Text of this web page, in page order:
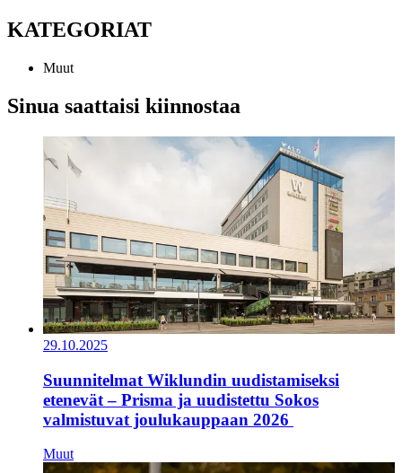
KATEGORIAT
Muut
Sinua saattaisi kiinnostaa
29.10.2025
Suunnitelmat Wiklundin uudistamiseksi
etenevät – Prisma ja uudistettu Sokos
valmistuvat joulukauppaan 2026
Muut